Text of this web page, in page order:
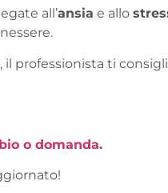
all’ansia e allo
, il professionista ti
o domanda.